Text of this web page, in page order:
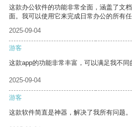
这款办公软件的功能非常全面，涵盖了文
面。我可以使用它来完成日常办公的所有任
2025-09-04
游客
这款app的功能非常丰富，可以满足我不同
2025-09-04
游客
这款软件简直是神器，解决了我所有问题。